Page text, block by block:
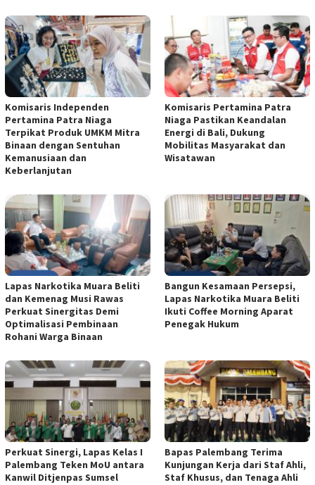
Komisaris Independen
Pertamina Patra Niaga
Terpikat Produk UMKM Mitra
Binaan dengan Sentuhan
Kemanusiaan dan
Keberlanjutan
Komisaris Pertamina Patra
Niaga Pastikan Keandalan
Energi di Bali, Dukung
Mobilitas Masyarakat dan
Wisatawan
Lapas Narkotika Muara Beliti
dan Kemenag Musi Rawas
Perkuat Sinergitas Demi
Optimalisasi Pembinaan
Rohani Warga Binaan
Bangun Kesamaan Persepsi,
Lapas Narkotika Muara Beliti
Ikuti Coffee Morning Aparat
Penegak Hukum
Perkuat Sinergi, Lapas Kelas I
Palembang Teken MoU antara
Kanwil Ditjenpas Sumsel
Bapas Palembang Terima
Kunjungan Kerja dari Staf Ahli,
Staf Khusus, dan Tenaga Ahli